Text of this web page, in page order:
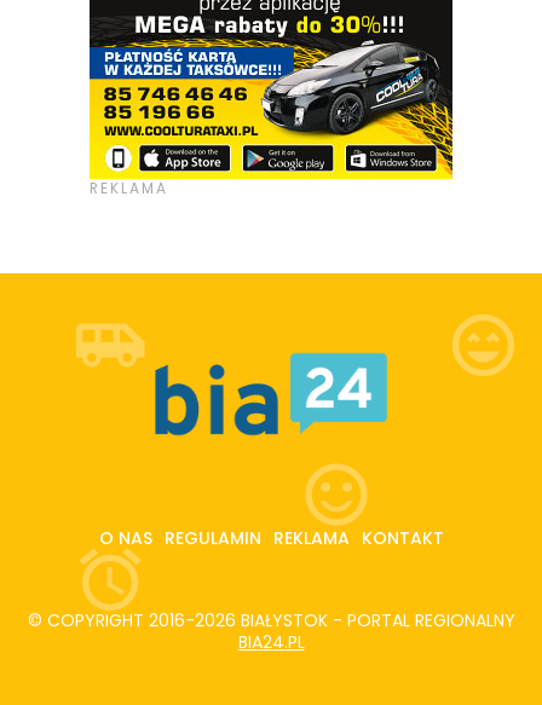
O NAS REGULAMIN REKLAMA KONTAKT
© COPYRIGHT 2016-2026 BIAŁYSTOK - PORTAL REGIONALNY
BIA24.PL